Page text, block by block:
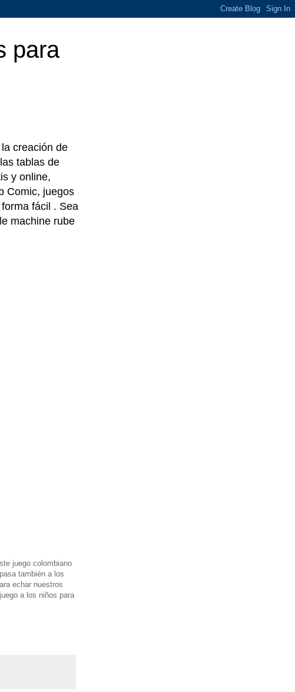
para
creación de
tablas de
y online,
Comic, juegos
fácil . Sea
machine rube
juego colombiano
también a los
echar nuestros
a los niños para